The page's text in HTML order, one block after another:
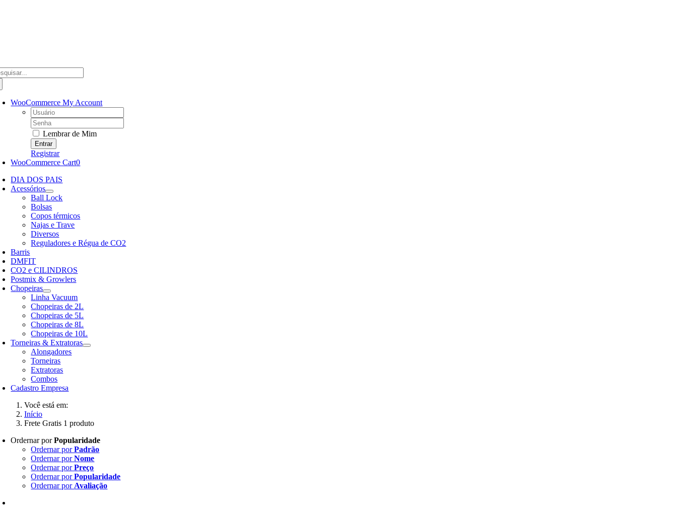
WooCommerce My Account
Username:
Password:
Lembrar de Mim
Registrar
WooCommerce Cart0
DIA DOS PAIS
Acessórios
Ball Lock
Bolsas
Copos térmicos
Najas e Trave
Diversos
Reguladores e Régua de CO2
Barris
DMFIT
CO2 e CILINDROS
Postmix & Growlers
Chopeiras
Linha Vacuum
Chopeiras de 2L
Chopeiras de 5L
Chopeiras de 8L
Chopeiras de 10L
Torneiras & Extratoras
Alongadores
Torneiras
Extratoras
Combos
Cadastro Empresa
Você está em:
Início
Frete Gratis 1 produto
Ordernar porPopularidade
Ordernar porPadrão
Ordernar porNome
Ordernar porPreço
Ordernar porPopularidade
Ordernar por Avaliação